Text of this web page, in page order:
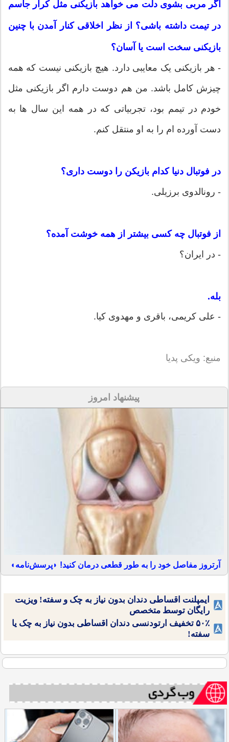
اگر مربی بشوی دلت می خواهد بازیکنی مثل کرار جاسم
در تیمت داشته باشی؟ از نظر اخلاقی کنار آمدن با چنین
بازیکنی سخت است یا آسان؟
- هر بازیکنی یک معایبی دارد. هیچ بازیکنی نیست که همه
چیزش کامل باشد. من هم دوست دارم اگر بازیکنی مثل
خودم در تیمم بود، تجربیاتی که در همه این سال ها به
دست آورده ام را به او منتقل کنم.
در فوتبال دنیا کدام بازیکن را دوست داری؟
- رونالدوی برزیلی.
از فوتبال چه کسی بیشتر از همه خوشت آمده؟
- در ایران؟
بله.
- علی کریمی، باقری و مهدوی کیا.
منبع: ویکی پدیا
پیشنهاد امروز
آرتروز مفاصل خود را به طور قطعی درمان کنید! ◗پرسش‌نامه◖
ایمپلنت اقساطی دندان بدون نیاز به چک و سفته! ویزیت
رایگان توسط متخصص
۵۰٪ تخفیف ارتودنسی دندان اقساطی بدون نیاز به چک یا
سفته!